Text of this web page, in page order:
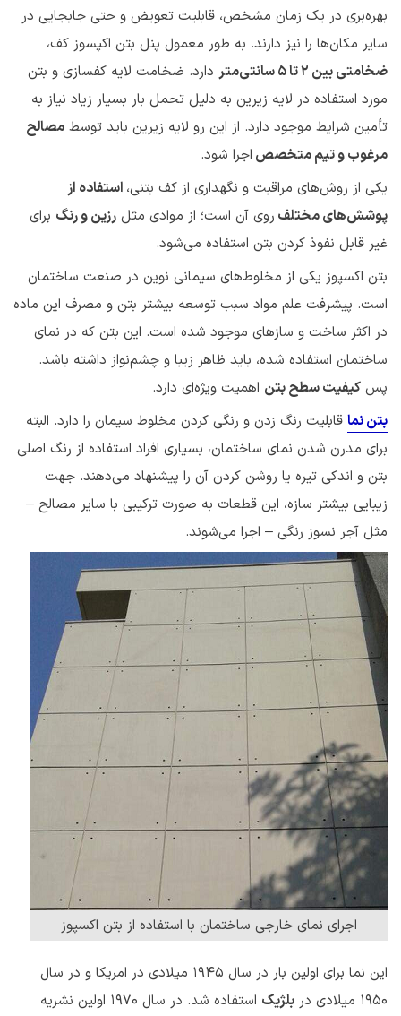
بهره‌بری در یک زمان مشخص، قابلیت تعویض و حتی جابجایی در
سایر مکان‌ها را نیز دارند. به طور معمول پنل بتن اکپسوز کف،
ضخامتی بین ۲ تا ۵ سانتی‌متر
دارد. ضخامت لایه کفسازی و بتن
مورد استفاده در لایه زیرین به دلیل تحمل بار بسیار زیاد نیاز به
تأمین شرایط موجود دارد. از این رو لایه زیرین باید توسط مصالح
مرغوب و تیم متخصص اجرا شود.
یکی از روش‌های مراقبت و نگهداری از کف بتنی، استفاده از
پوشش‌های مختلف روی آن است؛ از موادی مثل رزین و رنگ برای
غیر قابل نفوذ کردن بتن استفاده می‌شود.
بتن اکسپوز یکی از مخلوط‌های سیمانی نوین در صنعت ساختمان
است. پیشرفت علم مواد سبب توسعه بیشتر بتن و مصرف این ماده
در اکثر ساخت و سازهای موجود شده است. این بتن که در نمای
ساختمان استفاده شده، باید ظاهر زیبا و چشم‌نواز داشته باشد.
پس کیفیت سطح بتن اهمیت ویژه‌ای دارد.
بتن نما قابلیت رنگ زدن و رنگی کردن مخلوط سیمان را دارد. البته
برای مدرن شدن نمای ساختمان، بسیاری افراد استفاده از رنگ اصلی
بتن و اندکی تیره یا روشن کردن آن را پیشنهاد می‌دهند. جهت
زیبایی بیشتر سازه، این قطعات به صورت ترکیبی با سایر مصالح –
مثل آجر نسوز رنگی – اجرا می‌شوند.
اجرای نمای خارجی ساختمان با استفاده از بتن اکسپوز
این نما برای اولین بار در سال ۱۹۴۵ میلادی در امریکا و در سال
۱۹۵۰ میلادی در
بلژیک
استفاده شد. در سال ۱۹۷۰ اولین نشریه